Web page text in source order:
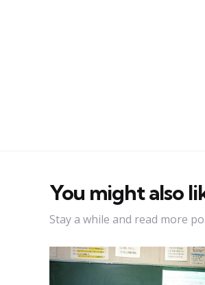
You might also
Stay a while and read more